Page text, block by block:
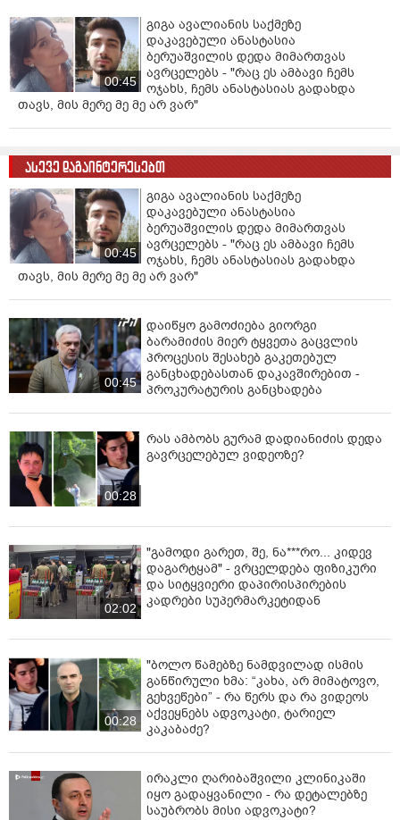
00:45
გიგა ავალიანის საქმეზე
დაკავებული ანასტასია
ბერუაშვილის დედა მიმართვას
ავრცელებს - "რაც ეს ამბავი ჩემს
ოჯახს, ჩემს ანასტასიას გადახდა
თავს, მის მერე მე მე არ ვარ"
ასევე დაგაინტერესებთ
00:45
გიგა ავალიანის საქმეზე
დაკავებული ანასტასია
ბერუაშვილის დედა მიმართვას
ავრცელებს - "რაც ეს ამბავი ჩემს
ოჯახს, ჩემს ანასტასიას გადახდა
თავს, მის მერე მე მე არ ვარ"
00:45
დაიწყო გამოძიება გიორგი
ბარამიძის მიერ ტყვეთა გაცვლის
პროცესის შესახებ გაკეთებულ
განცხადებასთან დაკავშირებით -
პროკურატურის განცხადება
00:28
რას ამბობს გურამ დადიანიძის დედა
გავრცელებულ ვიდეოზე?
02:02
"გამოდი გარეთ, შე, ნა***რო... კიდევ
დაგარტყამ" - ვრცელდება ფიზიკური
და სიტყვიერი დაპირისპირების
კადრები სუპერმარკეტიდან
00:28
"ბოლო წამებზე ნამდვილად ისმის
განწირული ხმა: “კახა, არ მიმატოვო,
გეხვეწები” - რა წერს და რა ვიდეოს
აქვეყნებს ადვოკატი, ტარიელ
კაკაბაძე?
ირაკლი ღარიბაშვილი კლინიკაში
იყო გადაყვანილი - რა დეტალებზე
საუბრობს მისი ადვოკატი?